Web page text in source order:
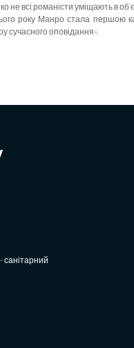
не всі романісти уміщають в
року Манро стала першою
сучасного оповідання».
санітарний